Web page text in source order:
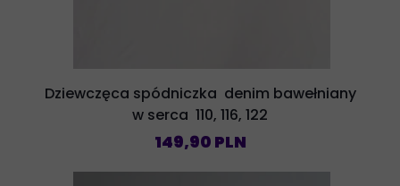
Dziewczęca spódniczka denim bawełniany
w serca 110, 116, 122
149,90 PLN